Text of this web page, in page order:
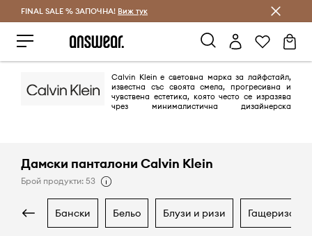
Спестявай с Answear Club
FINAL SALE % ЗАПОЧНА! Виж тук
Calvin Klein е световна марка за лайфстайл,
известна със своята смела, прогресивна и
чувствена естетика, която често се изразява
чрез минималистична дизайнерска
Дамски панталони Calvin Klein
Брой продукти: 53
бански бельо блузи и ризи гащеризони